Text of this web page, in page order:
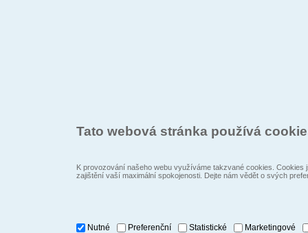
Tato webová stránka používá
K provozování našeho webu využíváme takzvané cookies.
zajištění vaší maximální spokojenosti. Dejte nám vědět o svých
Nutné Preferenční Statistické Marketingové